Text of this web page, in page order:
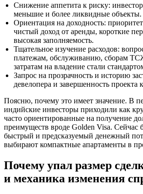
Снижение аппетита к риску:
меньшие и более ликвидные объекты.
Ориентация на доходность:
чистый доход от аренды, короткие
высокая заполняемость.
Тщательное изучение расходов:
платежам, обслуживанию, сборам
затратам на владение стали
Запрос на прозрачность и историю
девелопера и завершенность проекта
Поясню, почему это имеет значение. В
индийские инвесторы приходили как
часто ориентированные на получение
преимуществ вроде Golden Visa. Сейчас
быстрый и предсказуемый денежный
выбирают компактные апартаменты в
Почему упал размер
и механика изменения